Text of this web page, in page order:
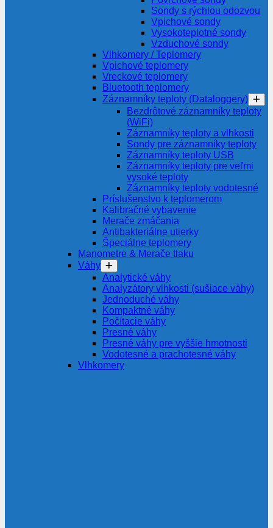
Sondy s rýchlou odozvou
Vpichové sondy
Vysokoteplotné sondy
Vzduchové sondy
Vlhkomery / Teplomery
Vpichové teplomery
Vreckové teplomery
Bluetooth teplomery
Záznamníky teploty (Dataloggery)
Bezdrôtové záznamníky teploty
(WiFi)
Záznamníky teploty a vlhkosti
Sondy pre záznamníky teploty
Záznamníky teploty USB
Záznamníky teploty pre veľmi
vysoké teploty
Záznamníky teploty vodotesné
Príslušenstvo k teplomerom
Kalibračné vybavenie
Merače zmáčania
Antibakteriálne utierky
Špeciálne teplomery
Manometre & Merače tlaku
Váhy
Analytické váhy
Analyzátory vlhkosti (sušiace váhy)
Jednoduché váhy
Kompaktné váhy
Počítacie váhy
Presné váhy
Presné váhy pre vyššie hmotnosti
Vodotesné a prachotesné váhy
Vlhkomery